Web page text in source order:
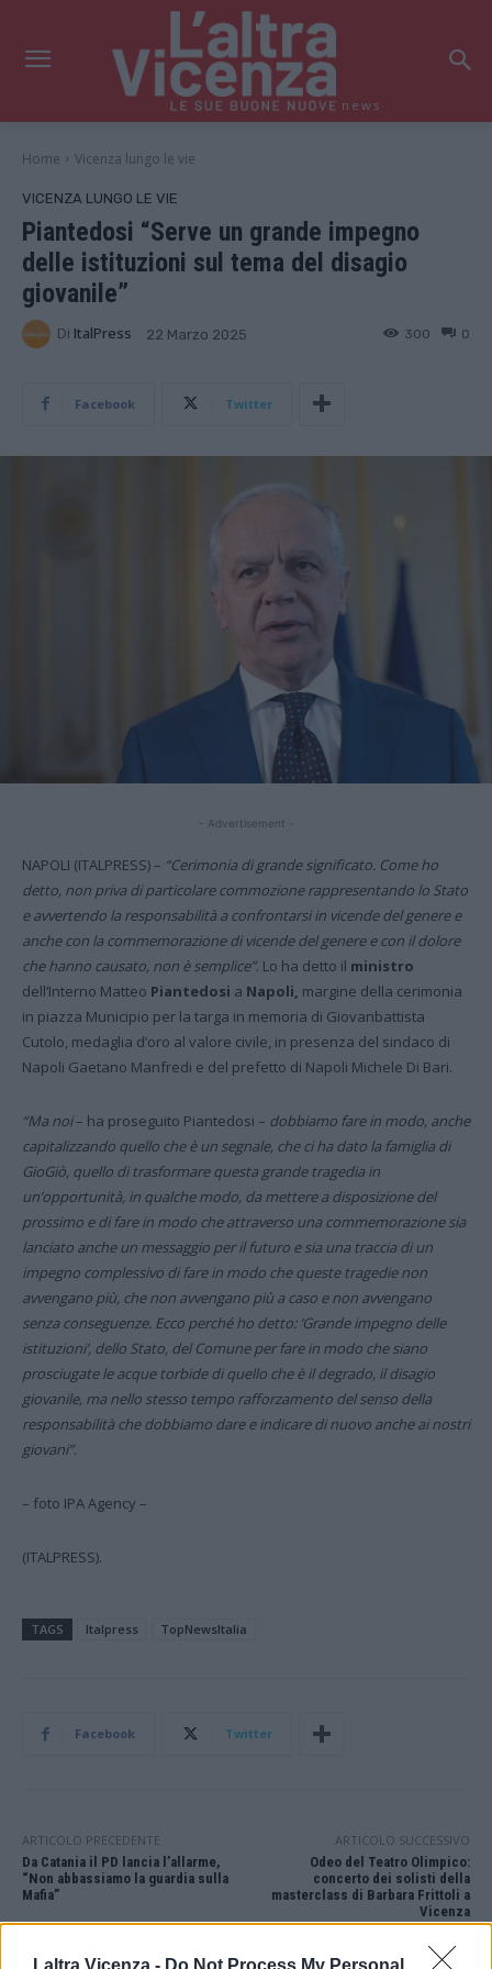
Laltra Vicenza - Do Not Process My Personal
news
Home Vicenza lungo le vie
VICENZA LUNGO LE VIE
Piantedosi “Serve un grande impegno
delle istituzioni sul tema del disagio
giovanile”
Di ItalPress 22 Marzo 2025 0
300
Facebook Twitter
- Advertisement -
NAPOLI (ITALPRESS) – “Cerimonia di grande significato. Come ho
detto, non priva di particolare commozione rappresentando lo Stato
e avvertendo la responsabilità a confrontarsi in vicende del genere e
anche con la commemorazione di vicende del genere e con il dolore
che hanno causato, non è semplice”. Lo ha detto il ministro
dell’Interno Matteo Piantedosi a Napoli, margine della cerimonia
in piazza Municipio per la targa in memoria di Giovanbattista
Cutolo, medaglia d’oro al valore civile, in presenza del sindaco di
Napoli Gaetano Manfredi e del prefetto di Napoli Michele Di Bari.
“Ma noi– ha proseguito Piantedosi – dobbiamo fare in modo, anche
capitalizzando quello che è un segnale, che ci ha dato la famiglia di
GioGiò, quello di trasformare questa grande tragedia in
un’opportunità, in qualche modo, da mettere a disposizione del
prossimo e di fare in modo che attraverso una commemorazione sia
lanciato anche un messaggio per il futuro e sia una traccia di un
impegno complessivo di fare in modo che queste tragedie non
avvengano più, che non avvengano più a caso e non avvengano
senza conseguenze. Ecco perché ho detto: ‘Grande impegno delle
istituzioni’, dello Stato, del Comune per fare in modo che siano
prosciugate le acque torbide di quello che è il degrado, il disagio
giovanile, ma nello stesso tempo rafforzamento del senso della
responsabilità che dobbiamo dare e indicare di nuovo anche ai nostri
giovani”.
– foto IPA Agency –
(ITALPRESS).
TAGS Italpress TopNewsItalia
Facebook Twitter
ARTICOLO PRECEDENTE
Da Catania il PD lancia l’allarme,
“Non abbassiamo la guardia sulla
Mafia”
ARTICOLO SUCCESSIVO
Odeo del Teatro Olimpico:
concerto dei solisti della
masterclass di Barbara Frittoli a
Vicenza